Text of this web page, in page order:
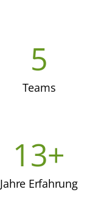
5
Teams
13+
Jahre Erfahrung